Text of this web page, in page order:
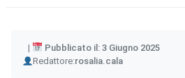
Pubblicato il: 3 Giugno 2025
Redattore:
Author rosalia.cala